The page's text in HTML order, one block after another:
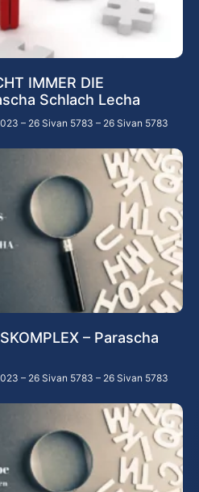
IMMER DIE
Schlach Lecha
– 26 Sivan 5783 – 26 Sivan 5783
– Parascha
– 26 Sivan 5783 – 26 Sivan 5783